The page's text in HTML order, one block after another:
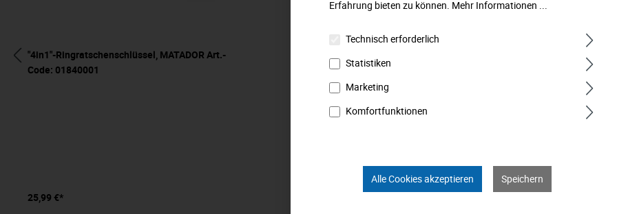
"4in1"-Ringratschenschlüssel, MATADOR Art.-
Code: 01840001
25,99 €*
M 6,3 mm (1/4") , MATADOR Art.-Code:
20850001
Erfahrung bieten zu können. Mehr Informationen ...
Technisch erforderlich
Statistiken
Marketing
Komfortfunktionen
Alle Cookies akzeptieren Speichern